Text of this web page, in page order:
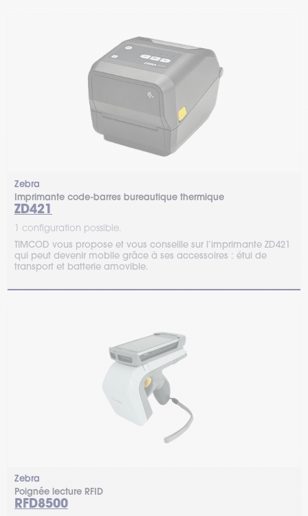
Zebra
Imprimante code-barres bureautique thermique
ZD421
1 configuration possible.
TIMCOD vous propose et vous conseille sur l’imprimante ZD421
qui peut devenir mobile grâce à ses accessoires : étui de
transport et batterie amovible.
Zebra
Poignée lecture RFID
RFD8500